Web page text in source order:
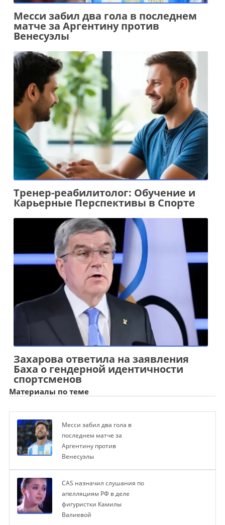
Месси забил два гола в последнем
матче за Аргентину против
Венесуэлы
Тренер-реабилитолог: Обучение и
Карьерные Перспективы в Спорте
Захарова ответила на заявления
Баха о гендерной идентичности
спортсменов
Материалы по теме
Месси забил два гола в
последнем матче за
Аргентину против
Венесуэлы
CAS назначил слушания по
апелляциям РФ в деле
фигуристки Камилы
Валиевой